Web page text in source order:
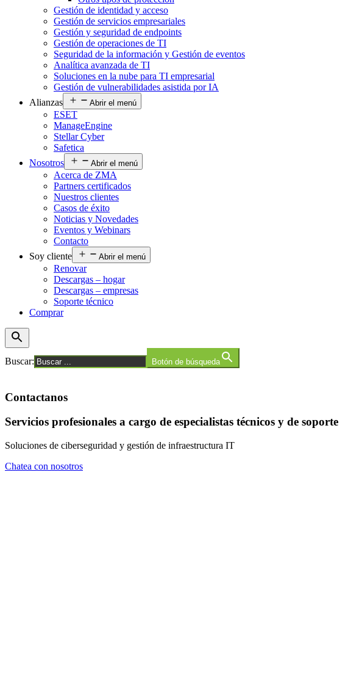
Gestión de identidad y acceso
Gestión de servicios empresariales
Gestión y seguridad de endpoints
Gestión de operaciones de TI
Seguridad de la información y Gestión de eventos
Analítica avanzada de TI
Soluciones en la nube para TI empresarial
Gestión de vulnerabilidades asistida por IA
Alianzas
Abrir el menú
ESET
ManageEngine
Stellar Cyber
Safetica
Nosotros
Abrir el menú
Acerca de ZMA
Partners certificados
Nuestros clientes
Casos de éxito
Noticias y Novedades
Eventos y Webinars
Contacto
Soy cliente
Abrir el menú
Renovar
Descargas – hogar
Descargas – empresas
Soporte técnico
Comprar
Buscar: Botón de búsqueda
Contactanos
Servicios profesionales a cargo de especialistas técnicos y de soporte
Soluciones de ciberseguridad y gestión de infraestructura IT
Chatea con nosotros